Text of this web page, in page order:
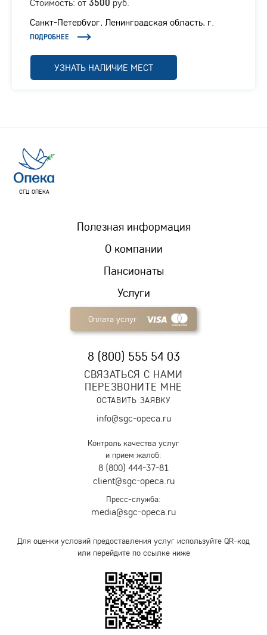
Стоимость: от 3500 руб.
Санкт-Петербург, Ленинградская область, г.
Отрадное, Ленинградское шоссе, 1/1
ПОДРОБНЕЕ
УЗНАТЬ НАЛИЧИЕ МЕСТ
СГЦ ОПЕКА
Пансионаты
Услуги
Полезная информация
О компании
Оплата услуг
8 (800) 555 54 03
СВЯЗАТЬСЯ С НАМИ
ПЕРЕЗВОНИТЕ МНЕ
ОСТАВИТЬ ЗАЯВКУ
info@sgc-opeca.ru
Контроль качества услуг
и прием жалоб:
8 (800) 444-37-81
client@sgc-opeca.ru
Пресс-служба:
media@sgc-opeca.ru
Для оценки условий предоставления услуг используйте QR-код
или перейдите по ссылке ниже